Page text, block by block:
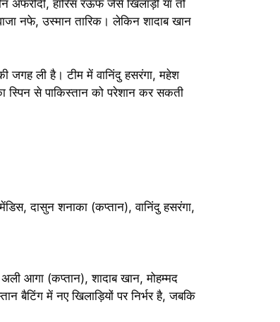
अफरीदी, हारिस रऊफ जैसे खिलाड़ी या तो
नफे, उस्मान तारिक। लेकिन शादाब खान
जगह ली है। टीम में वानिंदु हसरंगा, महेश
स्पिन से पाकिस्तान को परेशान कर सकती
दासुन शनाका (कप्तान), वानिंदु हसरंगा,
आगा (कप्तान), शादाब खान, मोहम्मद
बैटिंग में नए खिलाड़ियों पर निर्भर है, जबकि